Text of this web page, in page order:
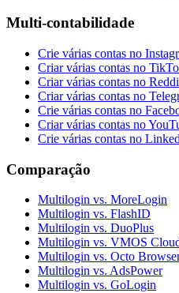
Multi-contabilidade
Crie várias contas no
Criar várias contas no
Criar várias contas no
Criar várias contas no
Crie várias contas no
Criar várias contas no
Crie várias contas no
Comparação
Multilogin vs. MoreLogin
Multilogin vs. FlashID
Multilogin vs. DuoPlus
Multilogin vs. VMOS
Multilogin vs. Octo
Multilogin vs. AdsPower
Multilogin vs. GoLogin